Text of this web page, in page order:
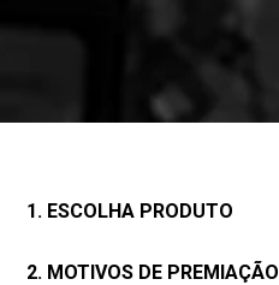
1. ESCOLHA PRODUTO
2. MOTIVOS DE PREMIAÇÃO